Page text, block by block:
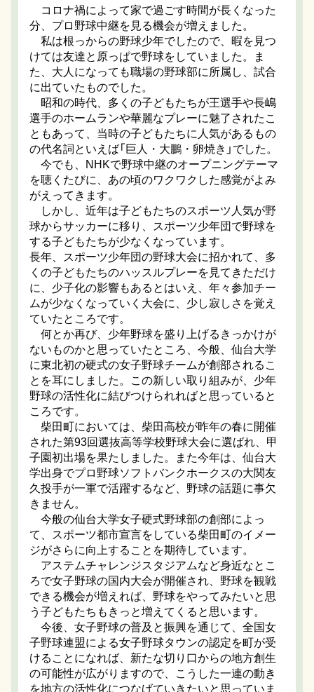
コロナ禍によって家で過ごす時間が長くなった
分、プロ野球中継を見る機会が増えました。
私は根っからの野球少年でしたので、暇を見つ
けては友達と原っぱで野球をしていました。ま
た、大人になっても職場の野球部に所属し、試合
に出ていたものでした。
昭和の時代、多くの子どもたちが王選手や長嶋
選手のホームランや華麗なプレーに魅了されたこ
ともあって、当時の子どもたちに人気があるもの
の代名詞といえば「巨人・大鵬・卵焼き」でした。
今でも、NHKで野球中継のオープニングテーマ
を聴くたびに、あの頃のワクワクした感覚がよみ
がえってきます。
しかし、近年は子どもたちのスポーツ人気が野
球からサッカーに移り、スポーツ少年団で野球を
する子どもたちが少なくなっています。
長年、スポーツ少年団の野球大会に招かれて、多
くの子どもたちのハッスルプレーを見てきただけ
に、少子化の影響もあるとはいえ、年々参加チー
ムが少なくなっていく大会に、少し寂しさを覚え
ていたところです。
何とか再び、少年野球を盛り上げるきっかけが
ないものかと思っていたところ、今般、仙台大学
に東北初の硬式の女子野球チームが創部されるこ
とを耳にしました。この新しい取り組みが、少年
野球の活性化に結びつけられればと思っていると
ころです。
柴田町においては、柴田高校が昨年の春に開催
された第93回選抜高等学校野球大会に選ばれ、甲
子園初出場を果たしました。また今年は、仙台大
学出身でプロ野球ソフトバンクホークスの大関友
久投手が一軍で活躍するなど、野球の話題に事欠
きません。
今般の仙台大学女子硬式野球部の創部によっ
て、スポーツ都市宣言をしている柴田町のイメー
ジがさらに向上することを期待しています。
アステムチャレンジスタジアムなど身近なとこ
ろで女子野球の国内大会が開催され、野球を観戦
できる機会が増えれば、野球をやってみたいと思
う子どもたちもきっと増えてくると思います。
今後、女子野球の普及と振興を通じて、全国女
子野球連盟による女子野球タウンの認定を町が受
けることになれば、新たな切り口からの地方創生
の可能性が広がりますので、こうした一連の動き
を地方の活性化につなげていきたいと思っていま